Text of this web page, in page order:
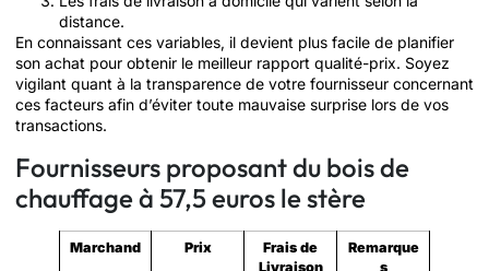
distance.
En connaissant ces variables, il devient plus facile de planifier
son achat pour obtenir le meilleur rapport qualité-prix. Soyez
vigilant quant à la transparence de votre fournisseur concernant
ces facteurs afin d’éviter toute mauvaise surprise lors de vos
transactions.
Fournisseurs proposant du bois de
chauffage à 57,5 euros le stère
Marchand Prix
Frais de
Livraison
Remarque
s